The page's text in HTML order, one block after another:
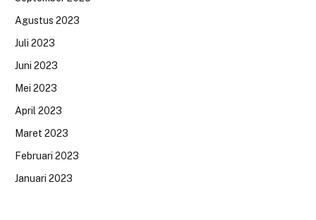
Agustus 2023
Juli 2023
Juni 2023
Mei 2023
April 2023
Maret 2023
Februari 2023
Januari 2023